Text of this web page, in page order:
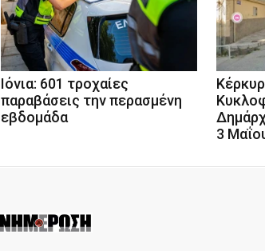
Ιόνια: 601 τροχαίες
παραβάσεις την περασμένη
εβδομάδα
3